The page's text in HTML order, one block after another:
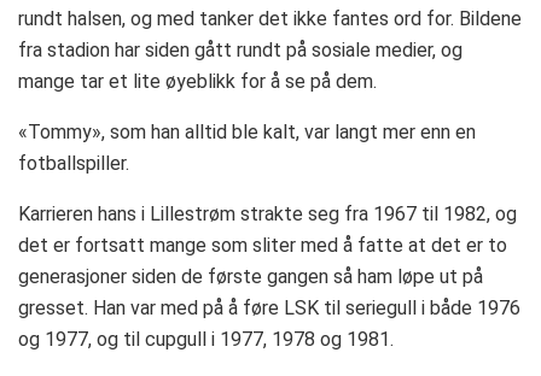
rundt halsen, og med tanker det ikke fantes ord for. Bildene
fra stadion har siden gått rundt på sosiale medier, og
mange tar et lite øyeblikk for å se på dem.
«Tommy», som han alltid ble kalt, var langt mer enn en
fotballspiller.
Karrieren hans i Lillestrøm strakte seg fra 1967 til 1982, og
det er fortsatt mange som sliter med å fatte at det er to
generasjoner siden de første gangen så ham løpe ut på
gresset. Han var med på å føre LSK til seriegull i både 1976
og 1977, og til cupgull i 1977, 1978 og 1981.